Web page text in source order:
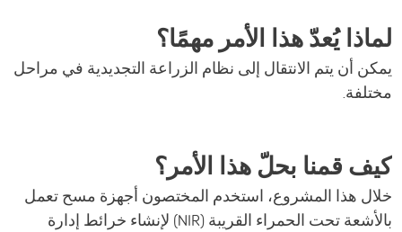
لماذا يُعدّ هذا الأمر مهمًا؟
يمكن أن يتم الانتقال إلى نظام الزراعة التجديدية في مراحل
مختلفة.
كيف قمنا بحلّ هذا الأمر؟
خلال هذا المشروع، استخدم المختصون أجهزة مسح تعمل
بالأشعة تحت الحمراء القريبة (NIR) لإنشاء خرائط إدارة